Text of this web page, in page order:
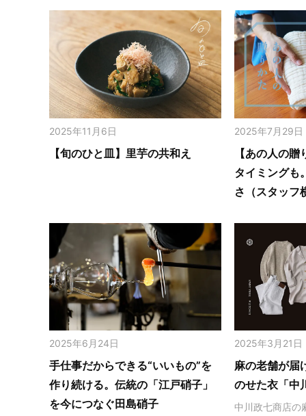
2025年11月6日
【旬のひと皿】里芋の共和え
2025年7月29日
【あの人の
タイミングも
さ（スタッフ
2025年6月24日
手仕事だからできる“いいもの”を
作り続ける。伝統の「江戸硝子」
を今につなぐ田島硝子
2025年3月21日
麻の老舗が届
のせた衣「中
中川政七商店の